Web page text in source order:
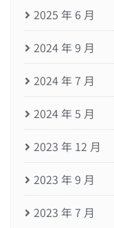
2025 年 6 月
2024 年 9 月
2024 年 7 月
2024 年 5 月
2023 年 12 月
2023 年 9 月
2023 年 7 月